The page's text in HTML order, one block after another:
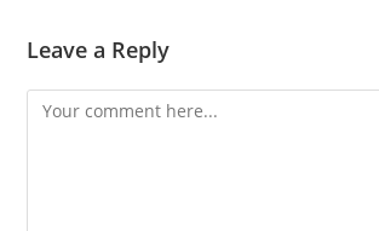
Leave a Reply
Comment